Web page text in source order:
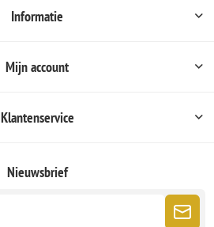
Informatie
Mijn account
Klantenservice
Nieuwsbrief